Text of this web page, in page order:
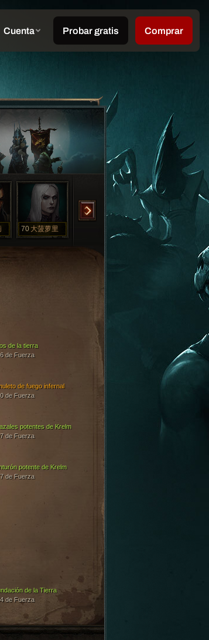
70 大菠萝里 70打啵裸利
de la tierra
de Fuerza
de la Tierra
de Fuerza
potentes de Krelm
de Fuerza
potente de Krelm
de Fuerza
de fuego infernal
de Fuerza